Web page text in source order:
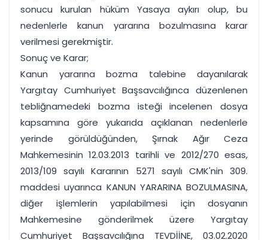
sonucu kurulan hüküm Yasaya aykırı olup, bu
nedenlerle kanun yararına bozulmasına karar
verilmesi gerekmiştir.
Sonuç ve Karar;
Kanun yararına bozma talebine dayanılarak
Yargıtay Cumhuriyet Başsavcılığınca düzenlenen
tebliğnamedeki bozma isteği incelenen dosya
kapsamına göre yukarıda açıklanan nedenlerle
yerinde görüldüğünden, Şırnak Ağır Ceza
Mahkemesinin 12.03.2013 tarihli ve 2012/270 esas,
2013/109 sayılı Kararının 5271 sayılı CMK'nin 309.
maddesi uyarınca KANUN YARARINA BOZULMASINA,
diğer işlemlerin yapılabilmesi için dosyanın
Mahkemesine gönderilmek üzere Yargıtay
Cumhuriyet Başsavcılığına TEVDİİNE, 03.02.2020